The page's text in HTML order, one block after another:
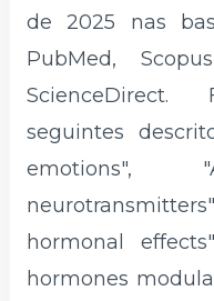
de 2025 nas
PubMed,
seguintes
emotions",
hormonal
hormones